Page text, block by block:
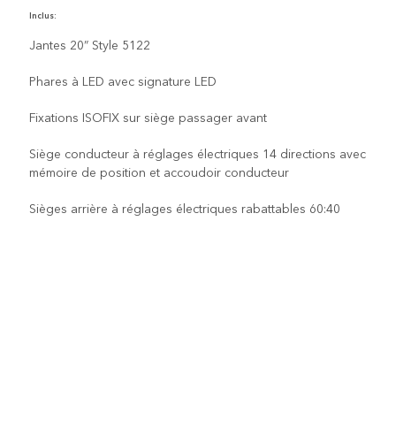
Inclus:
Jantes 20” Style 5122
Phares à LED avec signature LED
Fixations ISOFIX sur siège passager avant
Siège conducteur à réglages électriques 14 directions avec
mémoire de position et accoudoir conducteur
Sièges arrière à réglages électriques rabattables 60:40